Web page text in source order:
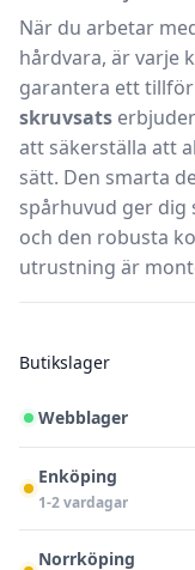
När du arbetar
hårdvara, är varje
garantera ett
skruvsats
att säkerställa att
sätt. Den smarta
spårhuvud ger
och den robusta
utrustning är
Butikslager
Webblager
Enköping
1-2 vardagar
Norrköping